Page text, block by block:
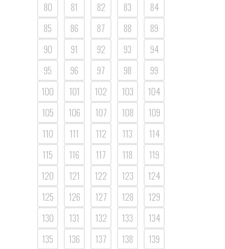
80
81 82 83
84
85
86 87 88
89
90
91 92 93
94
95
96 97 98
99
100
101 102 103
104
105
106 107 108
109
110
111 112 113
114
115
116 117 118
119
120
121 122 123
124
125
126 127 128
129
130
131 132 133
134
135
136 137 138
139